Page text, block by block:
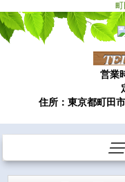
町
営業
住所：東京都町田